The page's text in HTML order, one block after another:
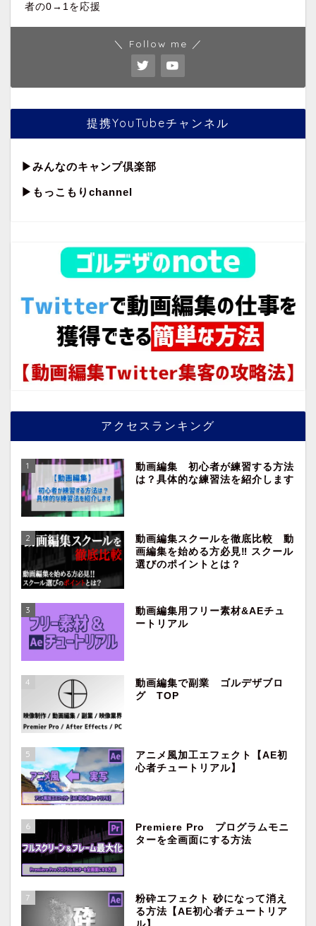
者の0→1を応援
＼ Follow me ／
提携YouTubeチャンネル
▶︎みんなのキャンプ倶楽部
▶︎もっこもりchannel
アクセスランキング
1
動画編集 初心者が練習する方法
は？具体的な練習法を紹介します
2
動画編集スクールを徹底比較 動
画編集を始める方必見‼︎ スクール
選びのポイントとは？
3
動画編集用フリー素材&AEチュ
ートリアル
4
動画編集で副業 ゴルデザブロ
グ TOP
5
アニメ風加工エフェクト【AE初
心者チュートリアル】
6
Premiere Pro プログラムモニ
ターを全画面にする方法
7
粉砕エフェクト 砂になって消え
る方法【AE初心者チュートリア
映像制作・動画編集
Premiere Pro